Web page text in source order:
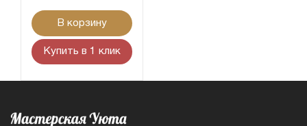
В корзину
Купить в 1 клик